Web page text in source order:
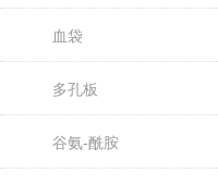
血袋
多孔板
谷氨-酰胺